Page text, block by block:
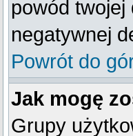
powód
negatywnej
Powrót do
Jak mogę
Grupy